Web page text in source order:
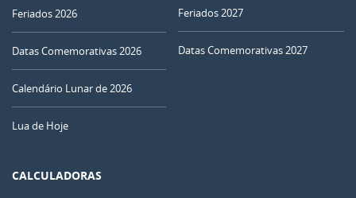
Feriados 2026
Datas Comemorativas 2026
Calendário Lunar de 2026
Lua de Hoje
Feriados 2027
Datas Comemorativas 2027
CALCULADORAS